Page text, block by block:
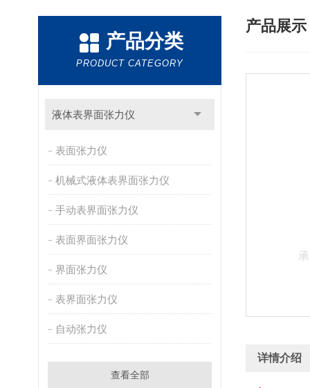
产品分类
PRODUCT CATEGORY
液体表界面张力仪
表面张力仪
机械式液体表界面张力仪
手动表界面张力仪
表面界面张力仪
界面张力仪
表界面张力仪
自动张力仪
查看全部
产品展示
详情介绍